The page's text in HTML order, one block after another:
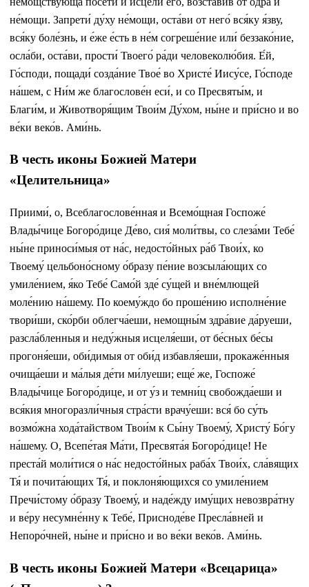
не́мощи. Запрети́ ду́ху не́мощи, оста́ви от него́ вся́ку я́зву,
вся́ку боле́знь, и е́же е́сть в не́м согреше́ние или́ беззако́ние,
осла́би, оста́ви, прости́ Твоего́ ра́ди человеколю́бия. Е́й,
Го́споди, пощади́ созда́ние Твое́ во Христе́ Иису́се, Го́споде
на́шем, с Ни́м же благослове́н еси́, и со Пресвяты́м, и
Благи́м, и Животворя́щим Твои́м Ду́хом, ны́не и при́сно и во
ве́ки веко́в. Ами́нь.
В честь иконы Божией Матери
«Целительница»
Приими́, о, Всеблагослове́нная и Всемо́щная Госпоже́
Влады́чице Богоро́дице Де́во, сия́ моли́твы, со слеза́ми Тебе́
ны́не приноси́мыя от на́с, недосто́йных ра́б Твои́х, ко
Твоему́ цельбоно́сному о́бразу пе́ние возсыла́ющих со
умиле́нием, я́ко Тебе́ Само́й зде́ су́щей и вне́млющей
моле́нию на́шему. По коему́ждо бо проше́нию исполне́ние
твори́ши, ско́рби облегча́еши, немощны́м здра́вие да́руеши,
разсла́бленныя и неду́жныя исцеля́еши, от бе́сных бе́сы
прогоня́еши, оби́димыя от оби́д избавля́еши, прокаже́нныя
очища́еши и ма́лыя де́ти ми́луеши; еще́ же, Госпоже́
Влады́чице Богоро́дице, и от у́з и темни́ц свобожда́еши и
вся́кия многоразли́чныя стра́сти врачу́еши: вся́ бо су́ть
возмо́жна хода́тайством Твои́м к Сы́ну Твоему́, Христу́ Бо́гу
на́шему. О, Всепе́тая Ма́ти, Пресвята́я Богоро́дице! Не
преста́й моли́тися о на́с недосто́йных раба́х Твои́х, сла́вящих
Тя́ и почита́ющих Тя́, и поклоня́ющихся со умиле́нием
Пречи́стому о́бразу Твоему́, и наде́жду иму́щих невозвра́тну
и ве́ру несумне́нну к Тебе́, Присноде́ве Пресла́вней и
Непоро́чней, ны́не и при́сно и во ве́ки веко́в. Ами́нь.
В честь иконы Божией Матери «Всецарица»